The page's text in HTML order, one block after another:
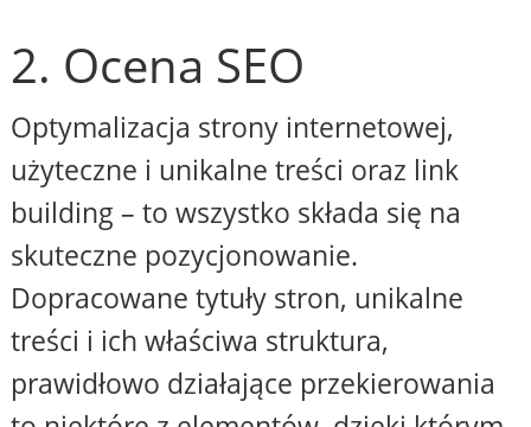
2. Ocena SEO
Optymalizacja strony internetowej,
użyteczne i unikalne treści oraz link
building – to wszystko składa się na
skuteczne pozycjonowanie.
Dopracowane tytuły stron, unikalne
treści i ich właściwa struktura,
prawidłowo działające przekierowania